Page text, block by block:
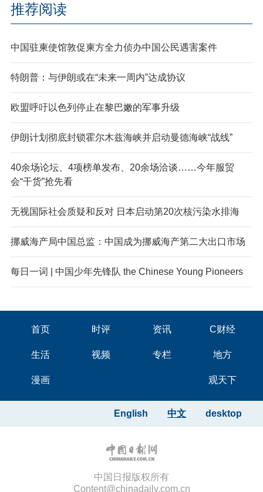
推荐阅读
中国驻柬使馆敦促柬方全力侦办中国公民遇害案件
特朗普：与伊朗或在“未来一周内”达成协议
欧盟呼吁以色列停止在黎巴嫩的军事升级
伊朗计划彻底封锁霍尔木兹海峡并启动曼德海峡“战线”
40余场论坛、4项榜单发布、20余场洽谈……今年服贸
会“干货”抢先看
无视国际社会质疑和反对 日本启动第20次核污染水排海
挪威海产局中国总监：中国成为挪威海产第二大出口市场
每日一词 | 中国少年先锋队 the Chinese Young Pioneers
首页 时评 资讯 C财经
生活 视频 专栏 地方
漫画 观天下
desktop
中文
English
中国日报版权所有
Content@chinadaily.com.cn